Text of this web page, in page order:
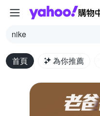
nike
首頁 為你推薦